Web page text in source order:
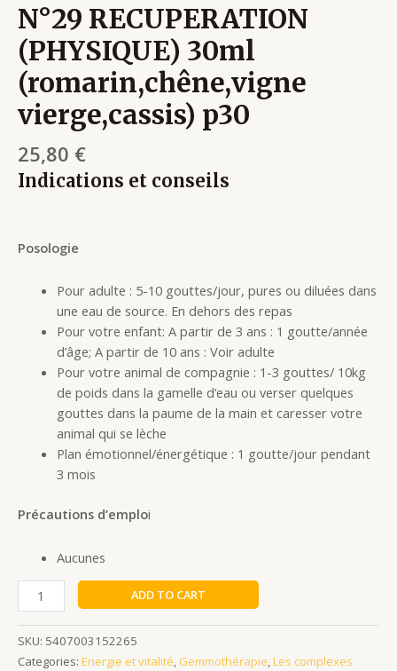
N°29 RECUPERATION
(PHYSIQUE) 30ml
(romarin,chêne,vigne
vierge,cassis) p30
25,80 €
Indications et conseils
Posologie
Pour adulte : 5-10 gouttes/jour, pures ou diluées dans
une eau de source. En dehors des repas
Pour votre enfant: A partir de 3 ans : 1 goutte/année
d’âge; A partir de 10 ans : Voir adulte
Pour votre animal de compagnie : 1-3 gouttes/ 10kg
de poids dans la gamelle d’eau ou verser quelques
gouttes dans la paume de la main et caresser votre
animal qui se lèche
Plan émotionnel/énergétique : 1 goutte/jour pendant
3 mois
Précautions d’emploi
Aucunes
ADD TO CART
SKU: 5407003152265
Categories: Energie et vitalité, Gemmothérapie,Les complexes